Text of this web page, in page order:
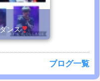
ンス
ブログ一覧